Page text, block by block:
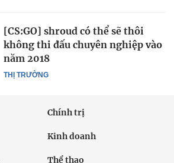
THỊ TRƯỜNG
[CS:GO] shroud có thể sẽ thôi
không thi đấu chuyên nghiệp vào
năm 2018
Chính trị
Kinh doanh
Thể thao